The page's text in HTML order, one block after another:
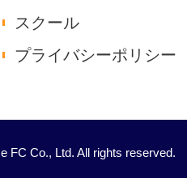
スクール
プライバシーポリシー
FC Co., Ltd. All rights reserved.